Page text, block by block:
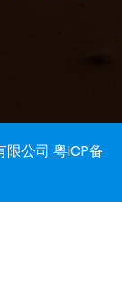
限公司 粤ICP备